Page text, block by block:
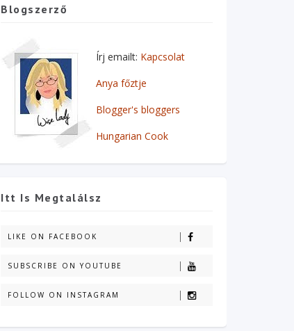
Blogszerző
Írj emailt: Kapcsolat
Anya főztje
Blogger's bloggers
Hungarian Cook
Itt Is Megtalálsz
LIKE ON FACEBOOK
SUBSCRIBE ON YOUTUBE
FOLLOW ON INSTAGRAM